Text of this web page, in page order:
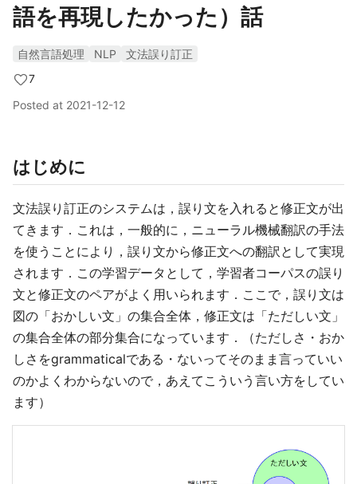
語を再現したかった）話
自然言語処理 NLP
文法誤り訂正
7
Posted at 2021-12-12
はじめに
文法誤り訂正のシステムは，誤り文を入れると修正文が出
てきます．これは，一般的に，ニューラル機械翻訳の手法
を使うことにより，誤り文から修正文への翻訳として実現
されます．この学習データとして，学習者コーパスの誤り
文と修正文のペアがよく用いられます．ここで，誤り文は
図の「おかしい文」の集合全体，修正文は「ただしい文」
の集合全体の部分集合になっています．（ただしさ・おか
しさをgrammaticalである・ないってそのまま言っていい
のかよくわからないので，あえてこういう言い方をしてい
ます）